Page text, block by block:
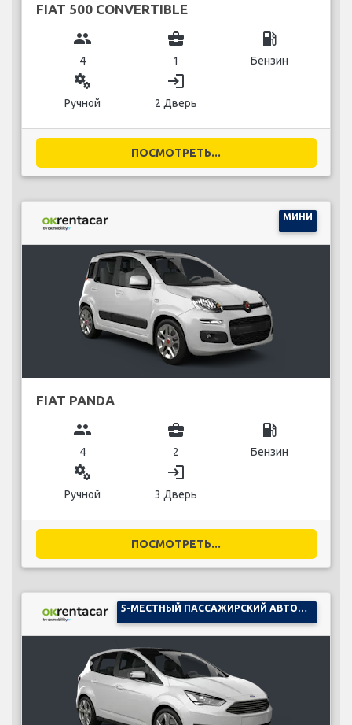
FIAT 500 CONVERTIBLE
group
4
business_center
1
local_gas_station
Бензин
miscellaneous_services
Ручной
login
2 Дверь
ПОСМОТРЕТЬ...
МИНИ
FIAT PANDA
group
4
business_center
2
local_gas_station
Бензин
miscellaneous_services
Ручной
login
3 Дверь
ПОСМОТРЕТЬ...